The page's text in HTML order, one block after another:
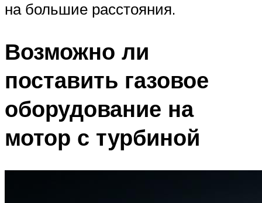
на большие расстояния.
Возможно ли
поставить газовое
оборудование на
мотор с турбиной